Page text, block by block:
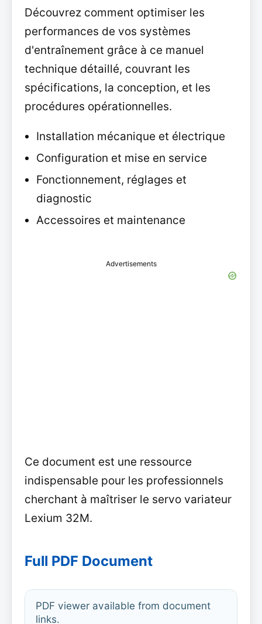
Découvrez comment optimiser les
performances de vos systèmes
d'entraînement grâce à ce manuel
technique détaillé, couvrant les
spécifications, la conception, et les
procédures opérationnelles.
Installation mécanique et électrique
Configuration et mise en service
Fonctionnement, réglages et
diagnostic
Accessoires et maintenance
Advertisements
Ce document est une ressource
indispensable pour les professionnels
cherchant à maîtriser le servo variateur
Lexium 32M.
Full PDF Document
PDF viewer available from document
links.